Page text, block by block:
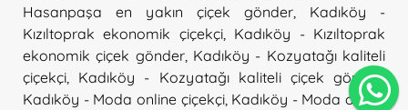
Hasanpaşa en yakın çiçek gönder
Kadıköy -
Kızıltoprak ekonomik çiçekçi, Kadıköy - Kızıltoprak
ekonomik çiçek gönder, Kadıköy - Kozyatağı kaliteli
çiçekçi
Kadıköy - Kozyatağı kaliteli çiçek gönder,
Kadıköy - Moda online çiçekçi, Kadıköy - Moda online